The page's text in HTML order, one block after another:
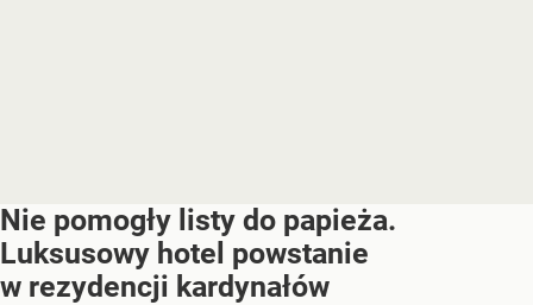
Nie pomogły listy do papieża.
Luksusowy hotel powstanie
w rezydencji kardynałów